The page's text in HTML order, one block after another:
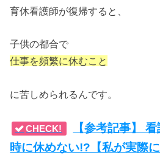
育休看護師が復帰すると、
子供の都合で
仕事を頻繁に休むこと
に苦しめられるんです。
CHECK!
【参考記事】
時に休めない!?【私が実際